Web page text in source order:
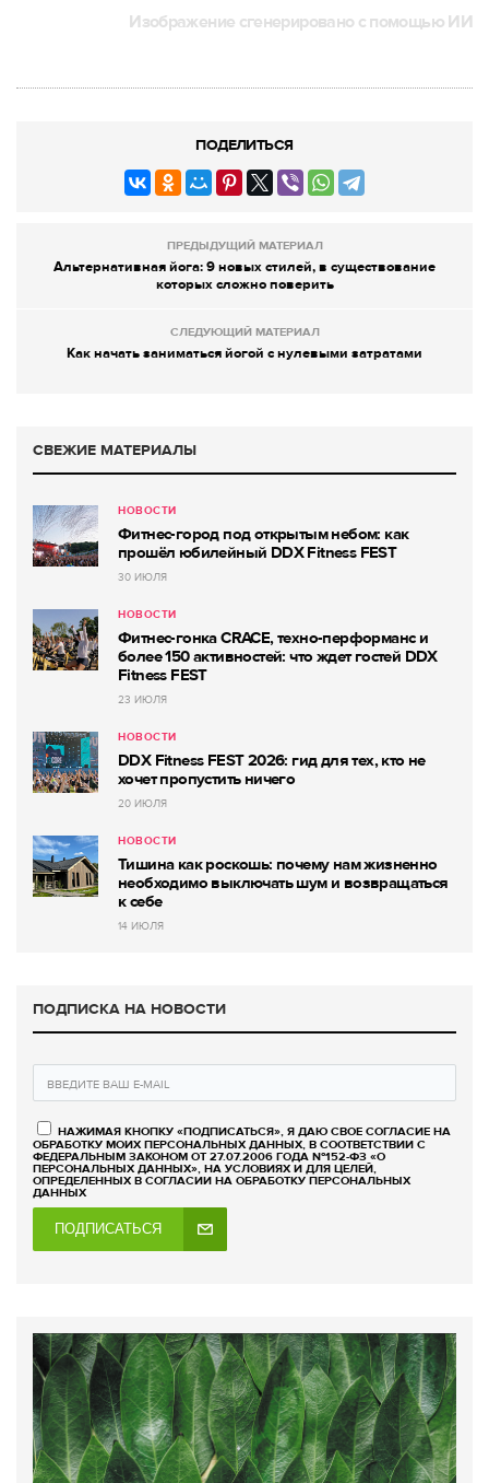
Изображение сгенерировано с помощью ИИ
ПОДЕЛИТЬСЯ
ПРЕДЫДУЩИЙ МАТЕРИАЛ
Альтернативная йога: 9 новых стилей, в существование
которых сложно поверить
СЛЕДУЮЩИЙ МАТЕРИАЛ
Как начать заниматься йогой с нулевыми затратами
СВЕЖИЕ МАТЕРИАЛЫ
НОВОСТИ
Фитнес-город под открытым небом: как
прошёл юбилейный DDX Fitness FEST
30 ИЮЛЯ
НОВОСТИ
Фитнес-гонка CRACE, техно-перформанс и
более 150 активностей: что ждет гостей DDX
Fitness FEST
23 ИЮЛЯ
НОВОСТИ
DDX Fitness FEST 2026: гид для тех, кто не
хочет пропустить ничего
20 ИЮЛЯ
НОВОСТИ
Тишина как роскошь: почему нам жизненно
необходимо выключать шум и возвращаться
к себе
14 ИЮЛЯ
ПОДПИСКА НА НОВОСТИ
НАЖИМАЯ КНОПКУ «ПОДПИСАТЬСЯ», Я ДАЮ СВОЕ СОГЛАСИЕ НА
ОБРАБОТКУ МОИХ ПЕРСОНАЛЬНЫХ ДАННЫХ, В СООТВЕТСТВИИ С
ФЕДЕРАЛЬНЫМ ЗАКОНОМ ОТ 27.07.2006 ГОДА №152-ФЗ «О
ПЕРСОНАЛЬНЫХ ДАННЫХ», НА УСЛОВИЯХ И ДЛЯ ЦЕЛЕЙ,
ОПРЕДЕЛЕННЫХ В СОГЛАСИИ НА ОБРАБОТКУ ПЕРСОНАЛЬНЫХ
ДАННЫХ
ПОДПИСАТЬСЯ